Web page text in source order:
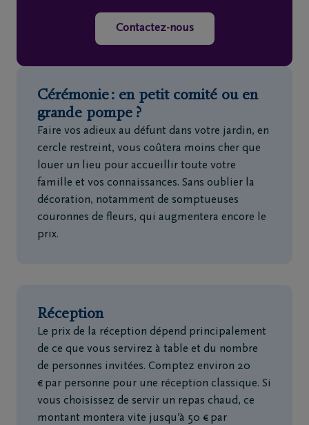
Contactez-nous
Cérémonie : en petit comité ou en
grande pompe ?
Faire vos adieux au défunt dans votre jardin, en
cercle restreint, vous coûtera moins cher que
louer un lieu pour accueillir toute votre
famille et vos connaissances. Sans oublier la
décoration, notamment de somptueuses
couronnes de fleurs, qui augmentera encore le
prix.
Réception
Le prix de la réception dépend principalement
de ce que vous servirez à table et du nombre
de personnes invitées. Comptez environ 20
€ par personne pour une réception classique. Si
vous choisissez de servir un repas chaud, ce
montant montera vite jusqu’à 50 € par